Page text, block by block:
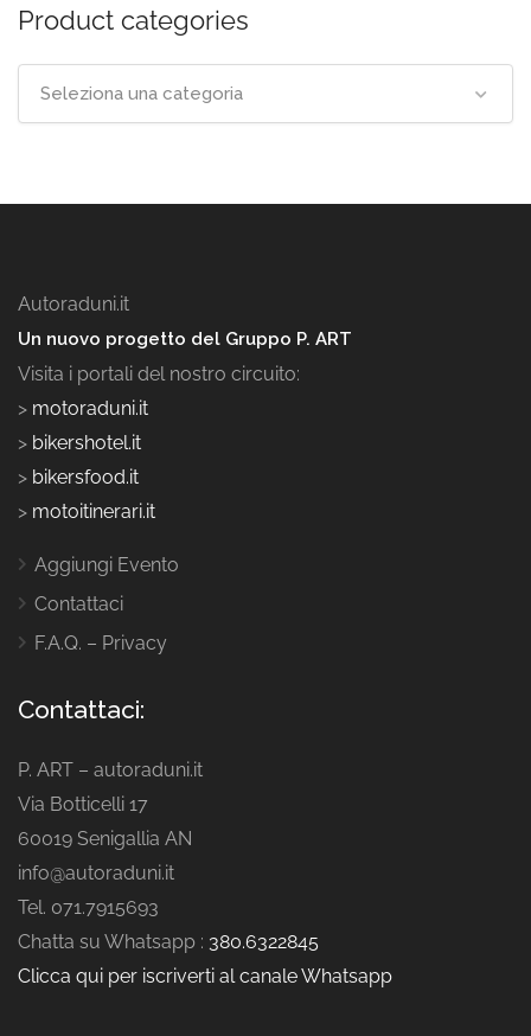
Product categories
Seleziona una categoria
Autoraduni.it
Un nuovo progetto del Gruppo P. ART
Visita i portali del nostro circuito:
> motoraduni.it
> bikershotel.it
> bikersfood.it
> motoitinerari.it
Aggiungi Evento
Contattaci
F.A.Q. – Privacy
Contattaci:
P. ART – autoraduni.it
Via Botticelli 17
60019 Senigallia AN
info@autoraduni.it
Tel. 071.7915693
Chatta su Whatsapp : 380.6322845
Clicca qui per iscriverti al canale Whatsapp